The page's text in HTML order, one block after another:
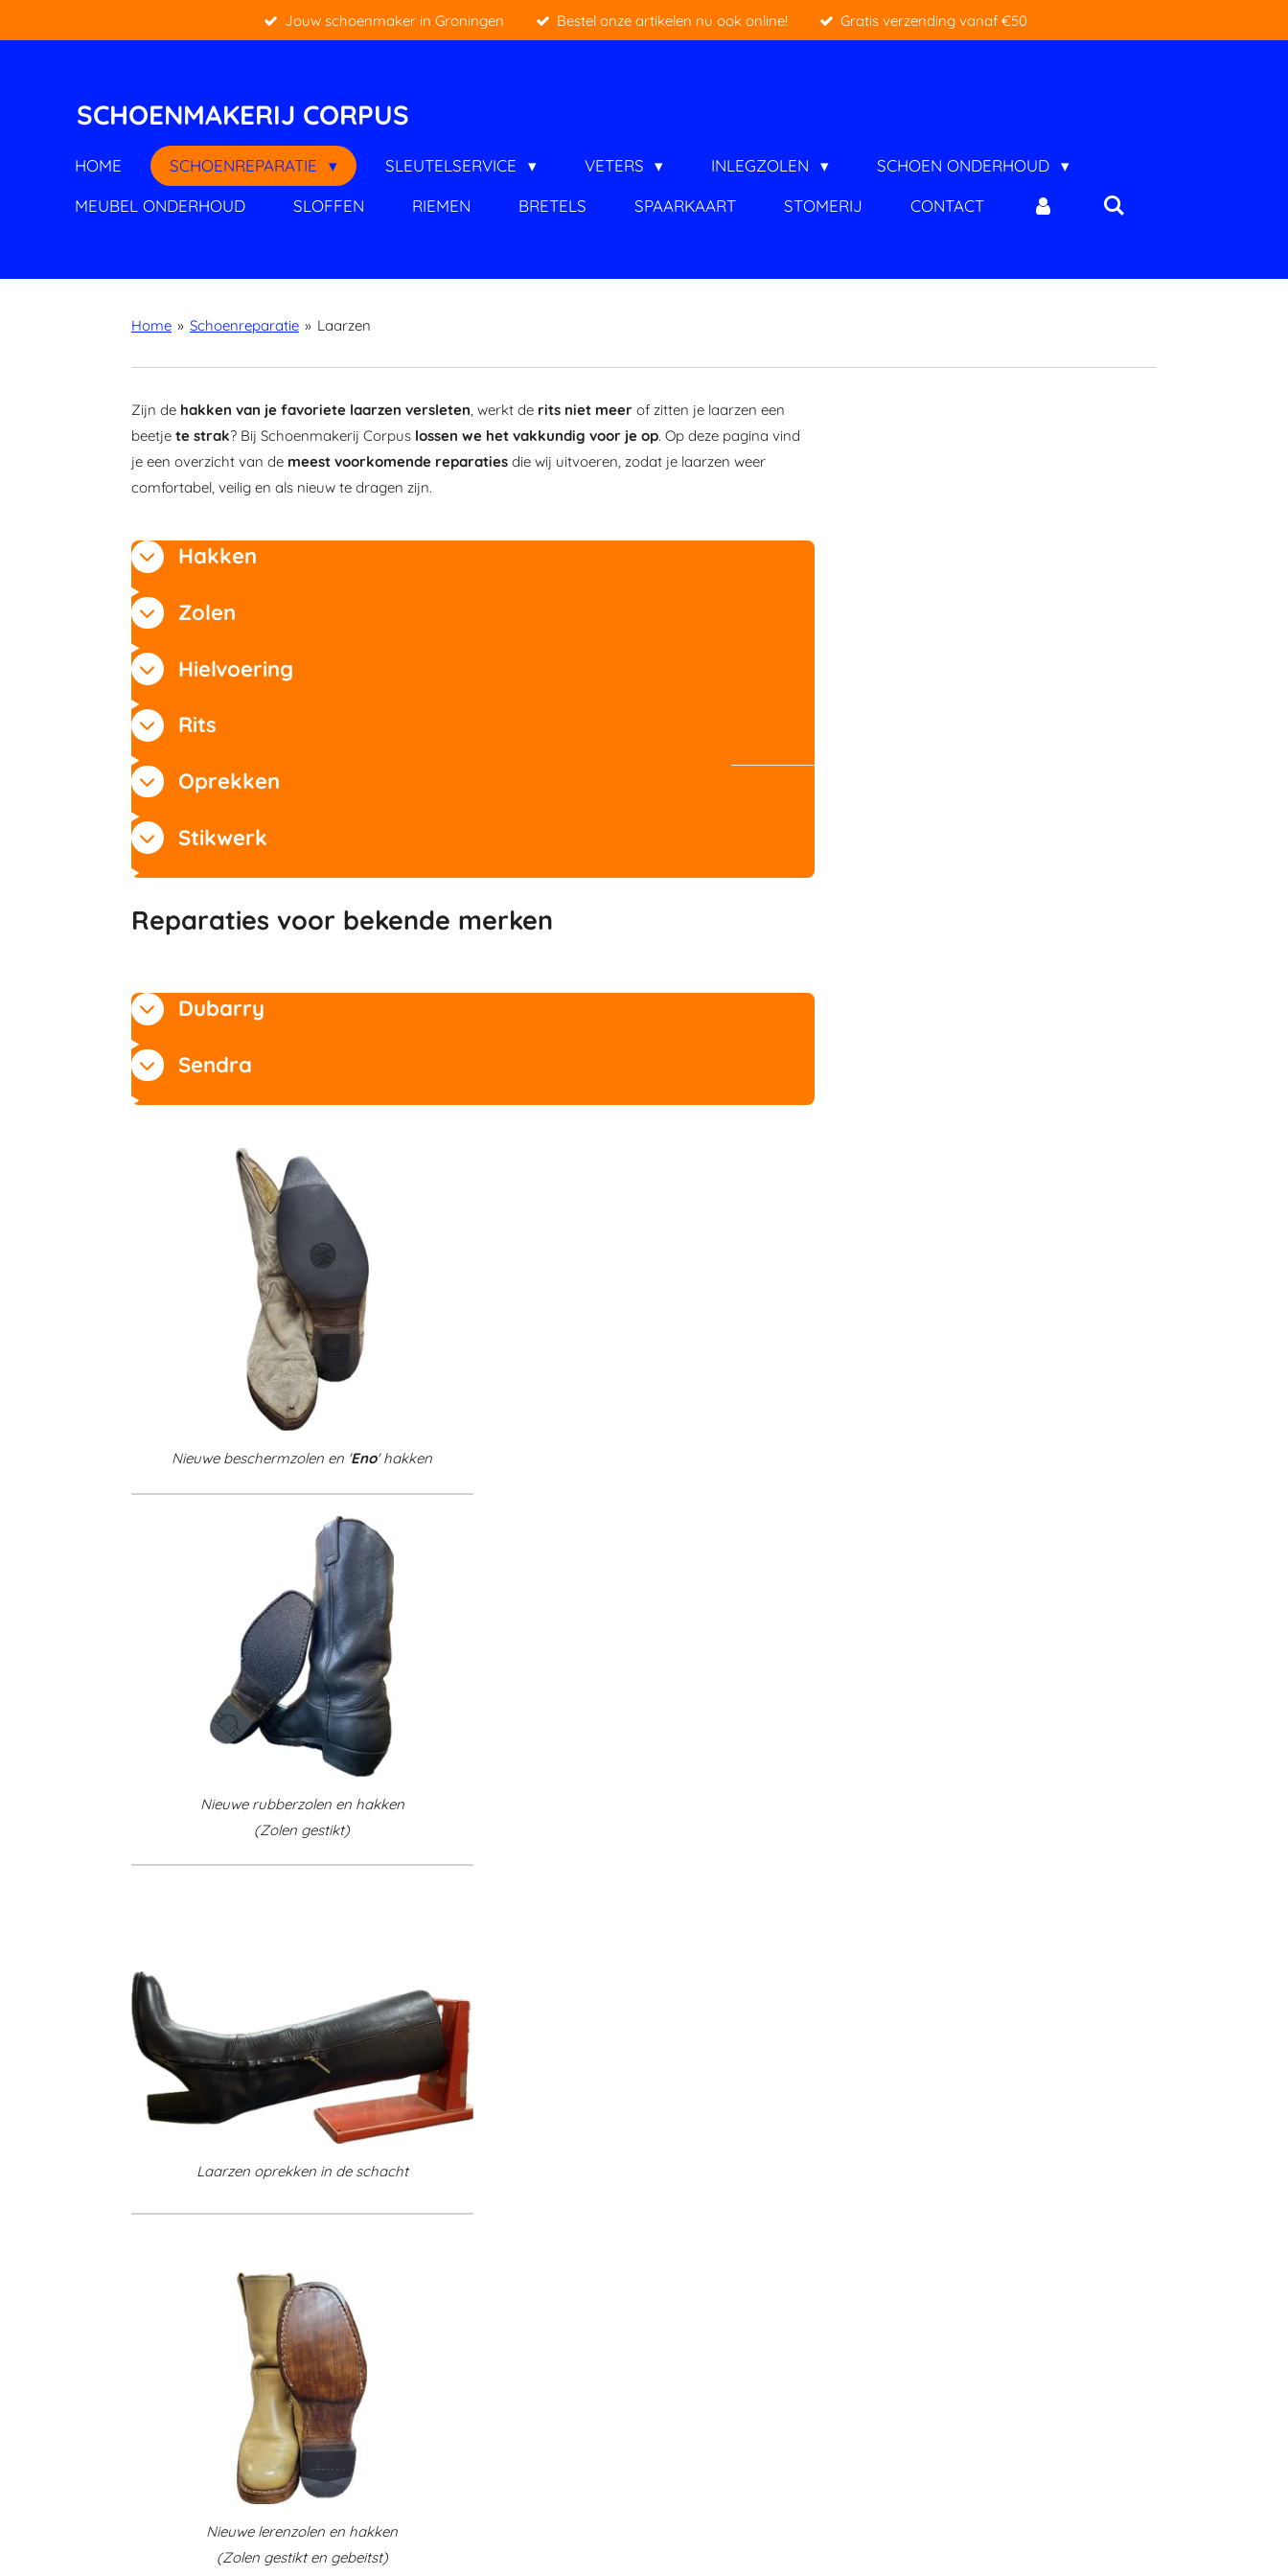
hoofdinhoud
Jouw schoenmaker in Groningen Bestel onze artikelen nu ook online! Gratis verzending vanaf €50
SCHOENMAKERIJ CORPUS
HOME SCHOENREPARATIE SLEUTELSERVICE VETERS INLEGZOLEN
SCHOEN ONDERHOUD
MEUBEL ONDERHOUD
SLOFFEN RIEMEN BRETELS SPAARKAART STOMERIJ CONTACT
Home » Schoenreparatie » Laarzen
Zijn de hakken van je favoriete laarzen versleten, werkt de rits niet meer of zitten je laarzen een
beetje te strak? Bij Schoenmakerij Corpus lossen we het vakkundig voor je op. Op deze pagina vind
je een overzicht van de meest voorkomende reparaties die wij uitvoeren, zodat je laarzen weer
comfortabel, veilig en als nieuw te dragen zijn.
Hakken
Zolen
Hielvoering
Rits
Oprekken
Stikwerk
Reparaties voor bekende merken
Dubarry
Sendra
Nieuwe beschermzolen en 'Eno' hakken
Nieuwe rubberzolen en hakken
(Zolen gestikt)
Laarzen oprekken in de schacht
Nieuwe lerenzolen en hakken
(Zolen gestikt en gebeitst)